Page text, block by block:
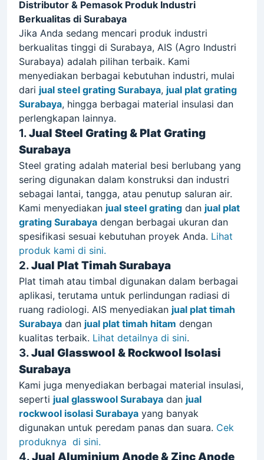
AIS (Agro Industri Surabaya):
Distributor & Pemasok Produk Industri
Berkualitas di Surabaya
Jika Anda sedang mencari produk industri
berkualitas tinggi di Surabaya, AIS (Agro Industri
Surabaya) adalah pilihan terbaik. Kami
menyediakan berbagai kebutuhan industri, mulai
darijual steel grating Surabaya
Surabaya, hingga berbagai material insulasi dan
perlengkapan lainnya.
1. Jual Steel Grating & Plat Grating
Surabaya
Steel grating adalah material besi berlubang yang
sering digunakan dalam konstruksi dan industri
sebagai lantai, tangga, atau penutup saluran air.
Kami menyediakanjual steel grating danjual plat
grating Surabayadengan berbagai ukuran dan
spesifikasi sesuai kebutuhan proyek Anda.
produk kami di sini.
2.Jual Plat Timah Surabaya
Plat timah atau timbal digunakan dalam berbagai
aplikasi, terutama untuk perlindungan radiasi di
ruang radiologi. AIS menyediakan jual plat timah
Surabayadanjual plat timah hitamdengan
kualitas terbaik.
3.
Jual Glasswool & Rockwool Isolasi
Surabaya
Kami juga menyediakan berbagai material insulasi,
sepertijual glasswool Surabaya dan jual
rockwool isolasi Surabaya
digunakan untuk peredam panas dan suara.Cek